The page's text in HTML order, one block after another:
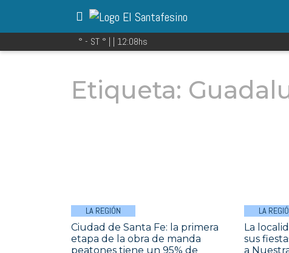
° - ST ° | | 12:08hs
Etiqueta:
LA REGIÓN
Ciudad de Santa Fe: la primera
etapa de la obra de manda
peatones tiene un 95% de
LA
La
sus
a